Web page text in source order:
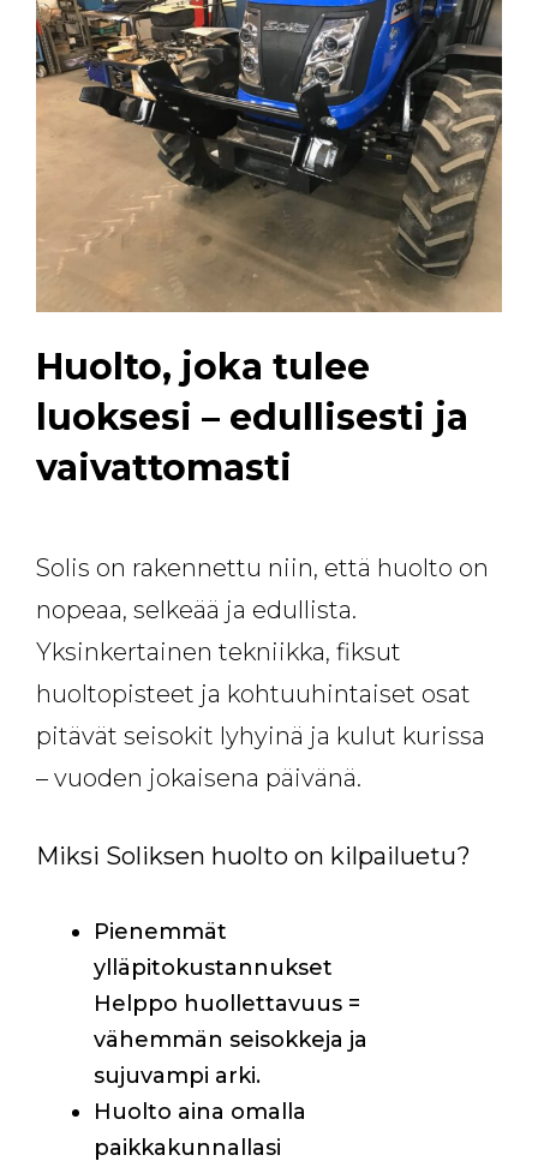
Huolto, joka tulee
luoksesi – edullisesti ja
vaivattomasti
Solis on rakennettu niin, että huolto on
nopeaa, selkeää ja edullista.
Yksinkertainen tekniikka, fiksut
huoltopisteet ja kohtuuhintaiset osat
pitävät seisokit lyhyinä ja kulut kurissa
– vuoden jokaisena päivänä.
Miksi Soliksen huolto on kilpailuetu?
Pienemmät
ylläpitokustannukset
Helppo huollettavuus =
vähemmän seisokkeja ja
sujuvampi arki.
Huolto aina omalla
paikkakunnallasi